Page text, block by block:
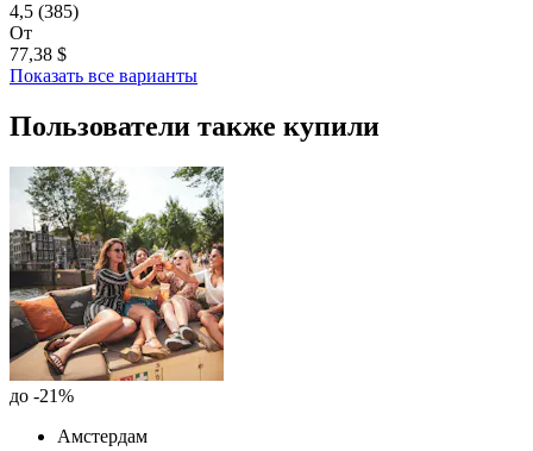
4,5 (385)
От
77,38 $
Показать все варианты
Пользователи также купили
до -21%
Амстердам